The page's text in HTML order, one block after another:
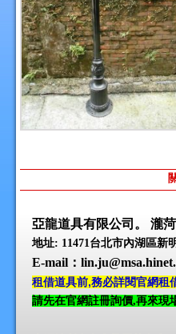
亞龍道具有限公司。 瀧
地址: 11471台北市內湖區新
E-mail ：
租借道具前,務必詳閱官網租
請先在官網註冊詢價,再來現